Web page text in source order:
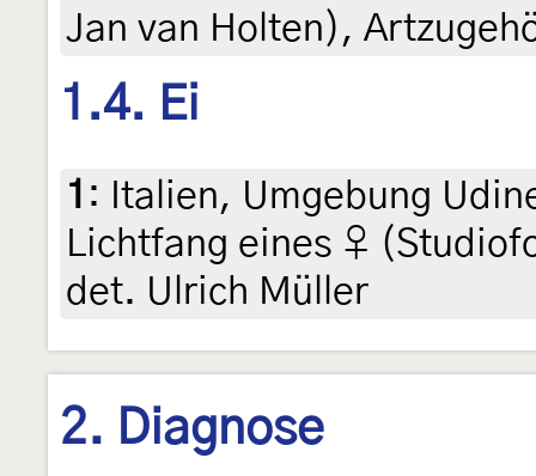
Jan van Holten),
1.4. Ei
1 :
Italien, Umgebung
Lichtfang eines ♀
det. Ulrich Müller
2. Diagnose